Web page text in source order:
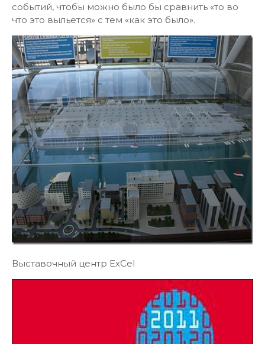
событий, чтобы можно было бы сравнить «то во
что это выльется» с тем «как это было».
Выставочный центр ExCel